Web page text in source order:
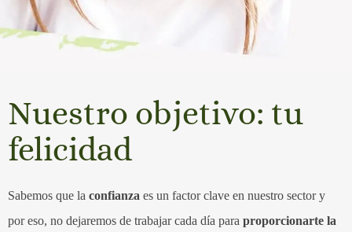
Nuestro objetivo: tu
felicidad
Sabemos que la confianza es un factor clave en nuestro sector y
por eso, no dejaremos de trabajar cada día para proporcionarte la